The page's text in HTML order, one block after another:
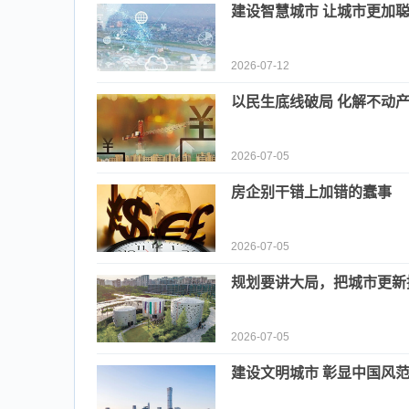
建设智慧城市 让城市更加
2026-07-12
以民生底线破局 化解不动
2026-07-05
房企别干错上加错的蠢事
2026-07-05
规划要讲大局，把城市更
2026-07-05
建设文明城市 彰显中国风范